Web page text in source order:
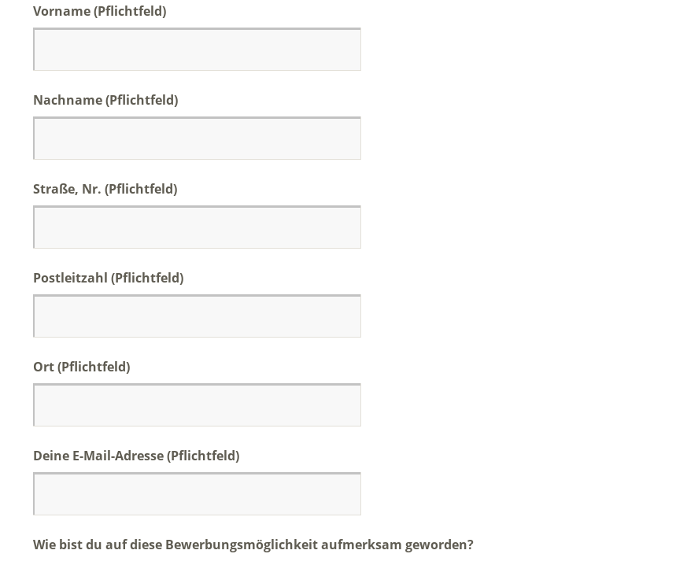
Vorname (Pflichtfeld)
Nachname (Pflichtfeld)
Straße, Nr. (Pflichtfeld)
Postleitzahl (Pflichtfeld)
Ort (Pflichtfeld)
Deine E-Mail-Adresse (Pflichtfeld)
Wie bist du auf diese Bewerbungsmöglichkeit aufmerksam geworden?